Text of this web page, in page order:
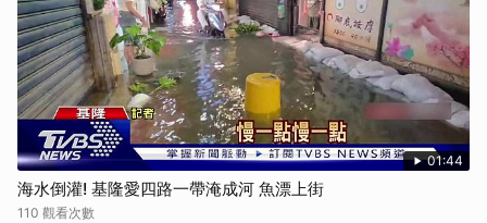
01:44
海水倒灌! 基隆愛四路一帶淹成河 魚漂上街
110 觀看次數